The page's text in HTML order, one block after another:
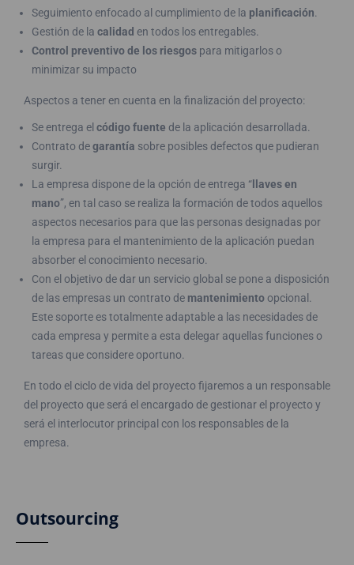
Seguimiento enfocado al cumplimiento de la planificación.
Gestión de la calidad en todos los entregables.
Control preventivo de los riesgos para mitigarlos o
minimizar su impacto
Aspectos a tener en cuenta en la finalización del proyecto:
Se entrega el código fuente de la aplicación desarrollada.
Contrato degarantía sobre posibles defectos que pudieran
surgir.
La empresa dispone de la opción de entrega “ llaves en
mano”, en tal caso se realiza la formación de todos aquellos
aspectos necesarios para que las personas designadas por
la empresa para el mantenimiento de la aplicación puedan
absorber el conocimiento necesario.
Con el objetivo de dar un servicio global se pone a disposición
de las empresas un contrato de mantenimiento opcional.
Este soporte es totalmente adaptable a las necesidades de
cada empresa y permite a esta delegar aquellas funciones o
tareas que considere oportuno.
En todo el ciclo de vida del proyecto fijaremos a un responsable
del proyecto que será el encargado de gestionar el proyecto y
será el interlocutor principal con los responsables de la
empresa.
Outsourcing